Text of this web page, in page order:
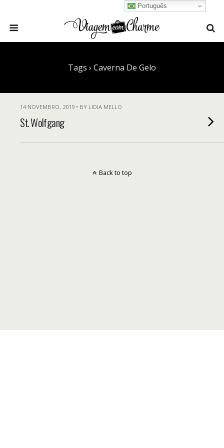
Tags › Caverna De Gelo
14 NOVEMBRO, 2019 • BY LIDIA MELLO
St. Wolfgang
Português
Back to top